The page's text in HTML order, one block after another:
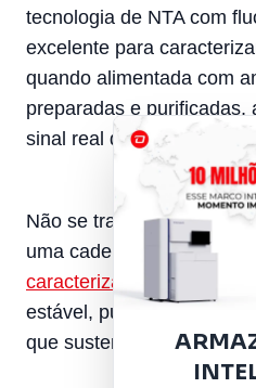
tecnologia de NTA com
excelente para
quando alimentada com
preparadas e purificadas,
sinal real das vesículas
Não se trata de uma
uma cadeia:
a
caracterização
mostra
estável, purificação
que sustenta um dado